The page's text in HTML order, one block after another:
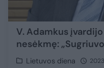
V. Adamkus
nesėkmę:
Lietuvos diena